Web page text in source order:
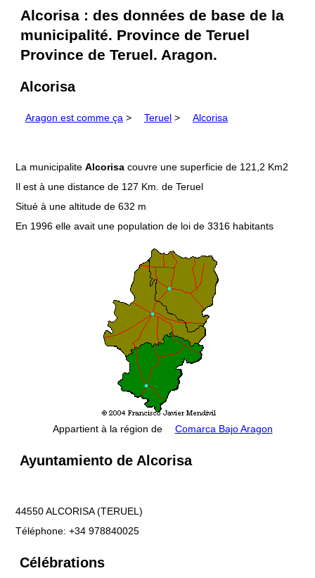
Alcorisa : des données de base de la
municipalité. Province de Teruel
Province de Teruel. Aragon.
Alcorisa
Aragon est comme ça > Teruel > Alcorisa
La municipalite Alcorisa couvre une superficie de 121,2 Km2
Il est à une distance de 127 Km. de Teruel
Situé à une altitude de 632 m
En 1996 elle avait une population de loi de 3316 habitants
Appartient à la région de Comarca Bajo Aragon
Ayuntamiento de Alcorisa
44550 ALCORISA (TERUEL)
Téléphone: +34 978840025
Célébrations